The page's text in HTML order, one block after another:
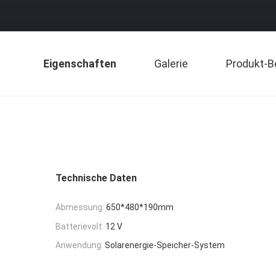
Eigenschaften Galerie Produkt-
Technische Daten
Abmessung: 650*480*190mm
Batterievolt: 12 V
Anwendung: Solarenergie-Speicher-System